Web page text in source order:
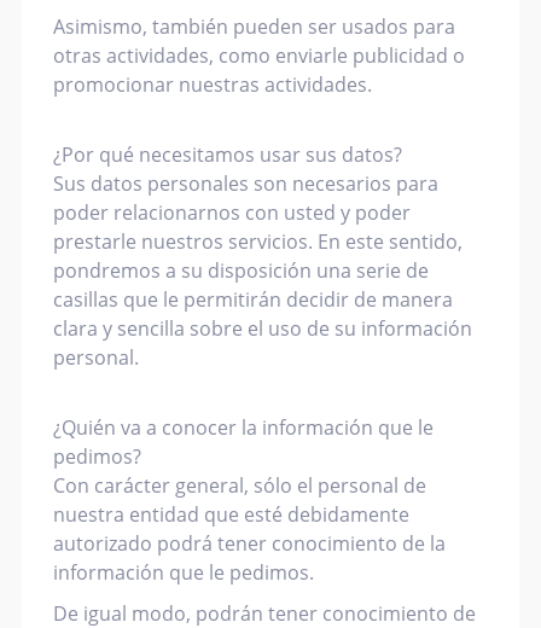
Asimismo, también pueden ser usados para
otras actividades, como enviarle publicidad o
promocionar nuestras actividades.
¿Por qué necesitamos usar sus datos?
Sus datos personales son necesarios para
poder relacionarnos con usted y poder
prestarle nuestros servicios. En este sentido,
pondremos a su disposición una serie de
casillas que le permitirán decidir de manera
clara y sencilla sobre el uso de su información
personal.
¿Quién va a conocer la información que le
pedimos?
Con carácter general, sólo el personal de
nuestra entidad que esté debidamente
autorizado podrá tener conocimiento de la
información que le pedimos.
De igual modo, podrán tener conocimiento de